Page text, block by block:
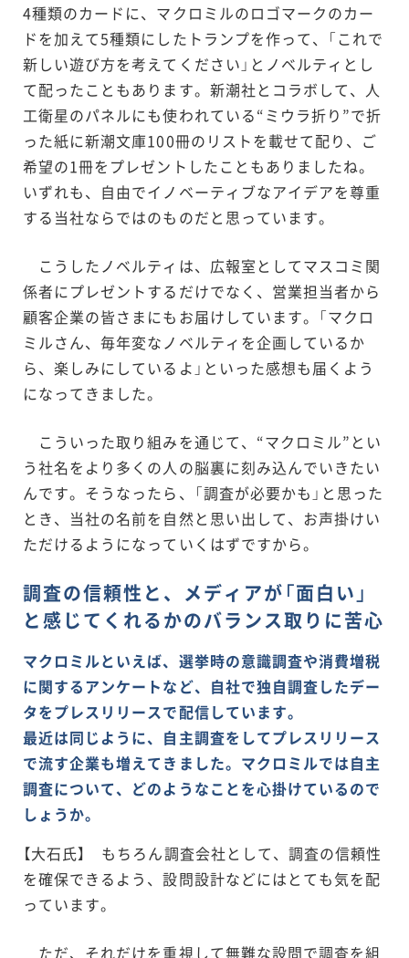
4種類のカードに、マクロミルのロゴマークのカー
ドを加えて5種類にしたトランプを作って、「これで
新しい遊び方を考えてください」とノベルティとし
て配ったこともあります。新潮社とコラボして、人
工衛星のパネルにも使われている“ミウラ折り”で折
った紙に新潮文庫100冊のリストを載せて配り、ご
希望の1冊をプレゼントしたこともありましたね。
いずれも、自由でイノベーティブなアイデアを尊重
する当社ならではのものだと思っています。
こうしたノベルティは、広報室としてマスコミ関
係者にプレゼントするだけでなく、営業担当者から
顧客企業の皆さまにもお届けしています。「マクロ
ミルさん、毎年変なノベルティを企画しているか
ら、楽しみにしているよ」といった感想も届くよう
になってきました。
こういった取り組みを通じて、“マクロミル”とい
う社名をより多くの人の脳裏に刻み込んでいきたい
んです。そうなったら、「調査が必要かも」と思った
とき、当社の名前を自然と思い出して、お声掛けい
ただけるようになっていくはずですから。
調査の信頼性と、メディアが「面白い」
と感じてくれるかのバランス取りに苦心
マクロミルといえば、選挙時の意識調査や消費増税
に関するアンケートなど、自社で独自調査したデー
タをプレスリリースで配信しています。
最近は同じように、自主調査をしてプレスリリース
で流す企業も増えてきました。マクロミルでは自主
調査について、どのようなことを心掛けているので
しょうか。
【大石氏】 もちろん調査会社として、調査の信頼性
を確保できるよう、設問設計などにはとても気を配
っています。
ただ、それだけを重視して無難な設問で調査を組